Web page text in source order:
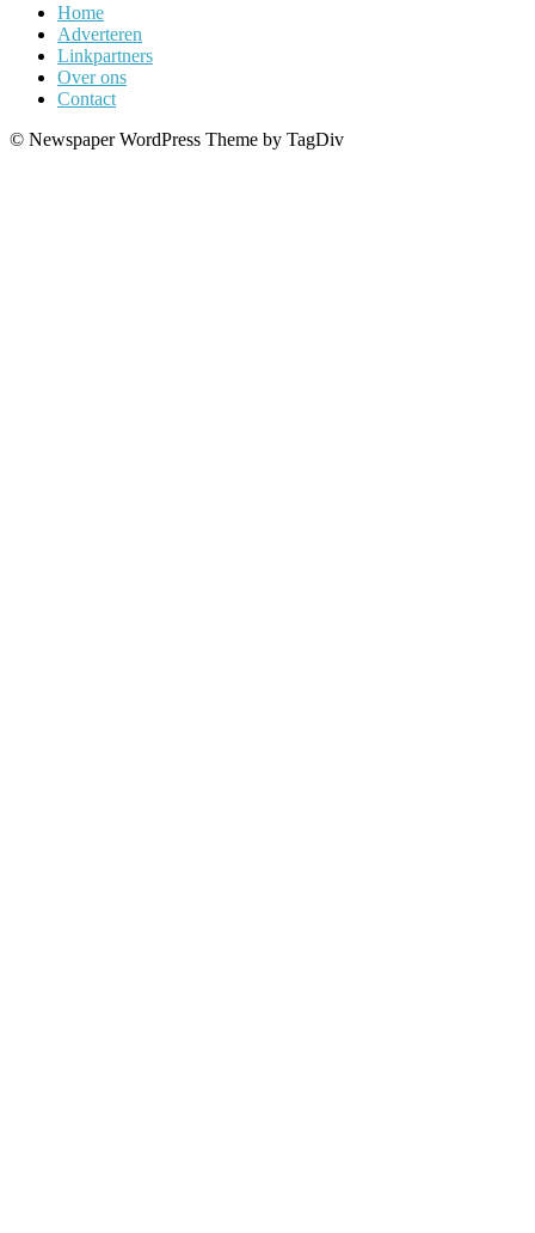
Home
Adverteren
Linkpartners
Over ons
Contact
© Newspaper WordPress Theme by TagDiv